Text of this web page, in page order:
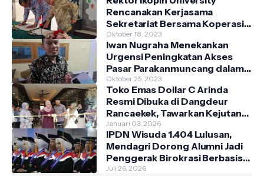
Rencanakan Kerjasama
Sekretariat Bersama Koperasi
Indonesia
Oktober 18, 2023
Iwan Nugraha Menekankan
Urgensi Peningkatan Akses
Pasar Parakanmuncang dalam
Penanganan Stunting
Oktober 25, 2023
Toko Emas Dollar C Arinda
Resmi Dibuka di Dangdeur
Rancaekek, Tawarkan Kejutan
Spesial Grand Opening
Januari 03, 2026
IPDN Wisuda 1.404 Lulusan,
Mendagri Dorong Alumni Jadi
Penggerak Birokrasi Berbasis
Pengetahuan
Juli 26, 2026